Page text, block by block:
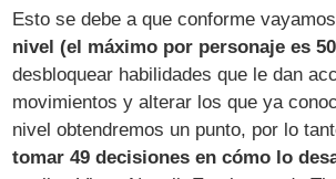
Esto se debe a que conforme
nivel (el máximo por personaje es
desbloquear habilidades que le dan
movimientos y alterar los que ya
nivel obtendremos un punto, por lo
tomar 49 decisiones en cómo lo